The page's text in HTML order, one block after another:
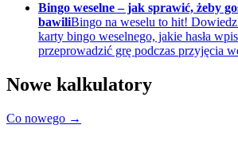
Bingo weselne – jak sprawić, żeby
bawiliBingo na weselu to hit!
karty bingo weselnego, jakie hasła
przeprowadzić grę podczas przyjęcia
Nowe kalkulatory
Co nowego →